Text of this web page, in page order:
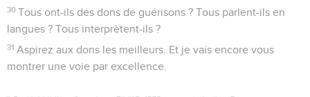
30 Tous ont-ils des dons de guérisons ? Tous parlent-ils en
langues ? Tous interprètent-ils ?
31 Aspirez aux dons les meilleurs. Et je vais encore vous
montrer une voie par excellence.